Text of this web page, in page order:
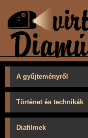
A gyűjteményről
Történet és technikák
Diafilmek